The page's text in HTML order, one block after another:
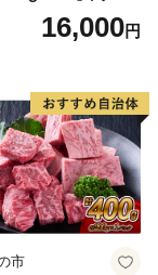
薄切り 訳あり サ
16,000円
市